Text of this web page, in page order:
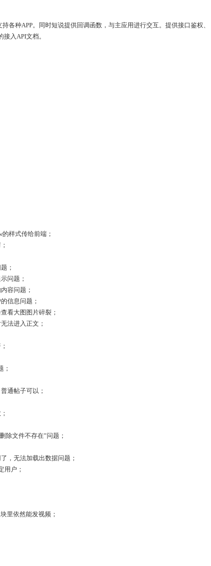
各种APP。同时短说提供回调函数，与主应用进行交互。提供接口鉴权、
入API文档。
样式传给前端；
；
问题；
容问题；
信息问题；
看大图图片碎裂；
法进入正文；
；
通帖子可以；
除文件不存在”问题；
，无法加载出数据问题；
用户；
里依然能发视频；